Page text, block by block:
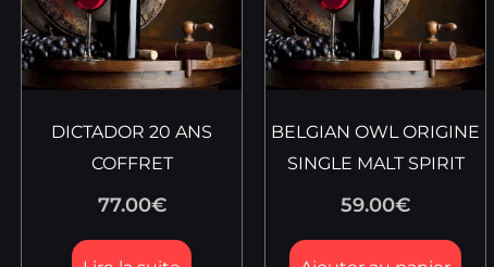
DICTADOR 20 ANS
COFFRET
77.00€
BELGIAN OWL ORIGINE
SINGLE MALT SPIRIT
59.00€